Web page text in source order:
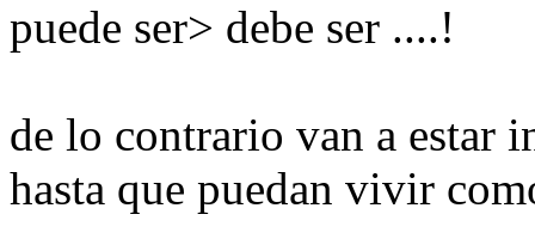
puede ser> debe ser ....!
de lo contrario van a estar
hasta que puedan vivir